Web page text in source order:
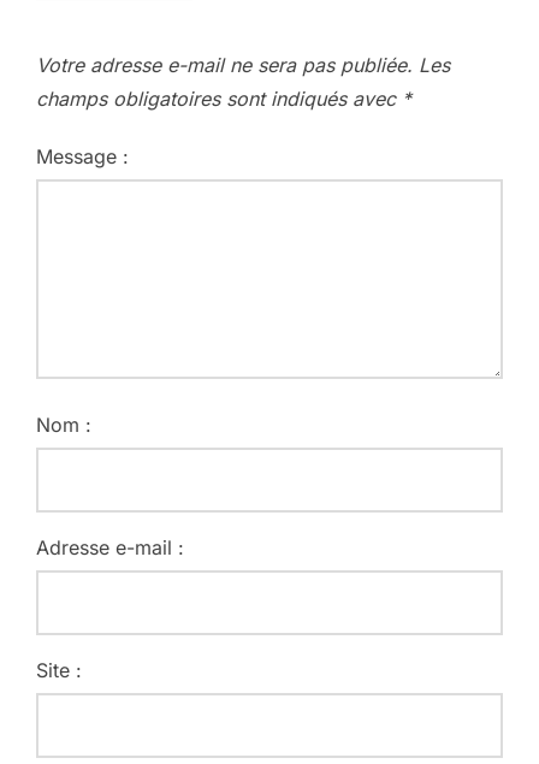
Votre adresse e-mail ne sera pas publiée. Les
champs obligatoires sont indiqués avec *
Message :
Nom :
Adresse e-mail :
Site :